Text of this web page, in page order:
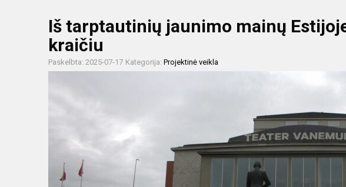
Iš tarptautinių jaunimo mainų
kraičiu
Paskelbta: 2025-07-17 Kategorija: Projektinė veikla